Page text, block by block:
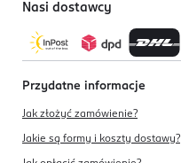
Nasi dostawcy
Przydatne informacje
Jak złożyć zamówienie?
Jakie są formy i koszty dostawy?